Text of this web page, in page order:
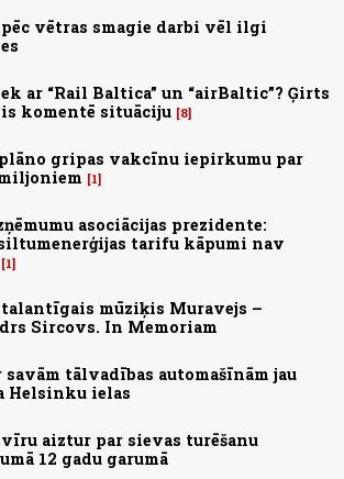
vētras smagie darbi vēl ilgi
ar “Rail Baltica” un “airBaltic”? Ģirts
komentē situāciju 8
gripas vakcīnu iepirkumu par
1
asociācijas prezidente:
tarifu kāpumi nav
1
mūziķis Muravejs –
Sircovs. In Memoriam
savām tālvadības automašīnām jau
Helsinku ielas
aiztur par sievas turēšanu
12 gadu garumā